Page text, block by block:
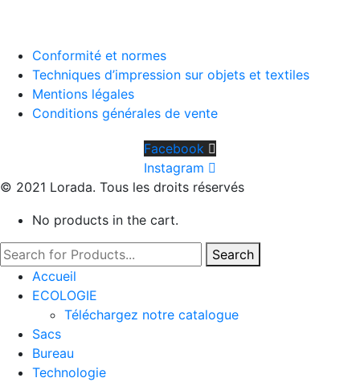
Conformité et normes
Techniques d’impression sur objets et textiles
Mentions légales
Conditions générales de vente
Facebook
Instagram
© 2021 Lorada. Tous les droits réservés
No products in the cart.
Search
Accueil
ECOLOGIE
Téléchargez notre catalogue
Sacs
Bureau
Technologie